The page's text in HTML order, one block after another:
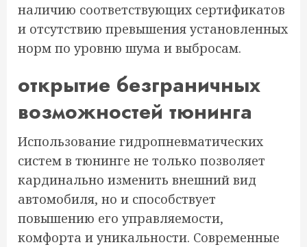
наличию соответствующих сертификатов
и отсутствию превышения установленных
норм по уровню шума и выбросам.
открытие безграничных
возможностей тюнинга
Использование гидропневматических
систем в тюнинге не только позволяет
кардинально изменить внешний вид
автомобиля, но и способствует
повышению его управляемости,
комфорта и уникальности. Современные